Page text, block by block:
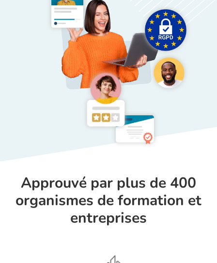
Approuvé par plus de 400
organismes de formation et
entreprises